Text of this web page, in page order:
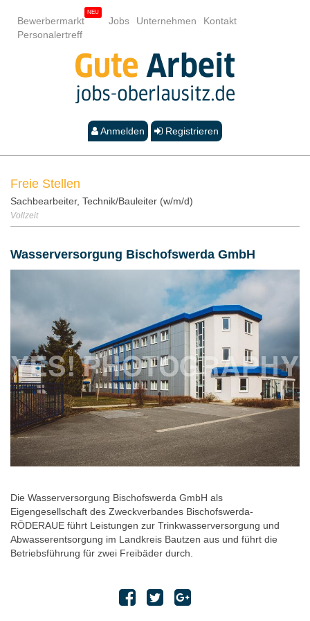
Bewerbermarkt Jobs Unternehmen
Kontakt
Personalertreff
Anmelden Registrieren
Freie Stellen
Sachbearbeiter, Technik/Bauleiter (w/m/d)
Vollzeit
Wasserversorgung Bischofswerda GmbH
Die Wasserversorgung Bischofswerda GmbH als
Eigengesellschaft des Zweckverbandes Bischofswerda-
RÖDERAUE führt Leistungen zur Trinkwasserversorgung und
Abwasserentsorgung im Landkreis Bautzen aus und führt die
Betriebsführung für zwei Freibäder durch.